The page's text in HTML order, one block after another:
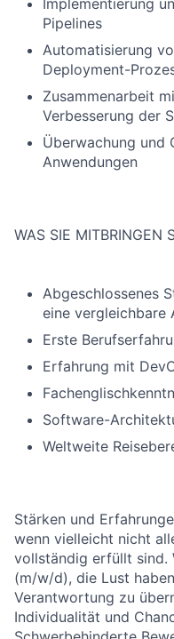
Implementierung
Pipelines
Automatisierung
Deployment-
Zusammenarbeit
Verbesserung der
Überwachung und
Anwendungen
WAS SIE MITBRINGEN
Abgeschlossenes
eine vergleichbare
Erste
Erfahrung mit
Software-
Weltweite
Stärken und
wenn vielleicht nicht
vollständig erfüllt sind.
(m/w/d), die Lust
Verantwortung zu
Individualität und